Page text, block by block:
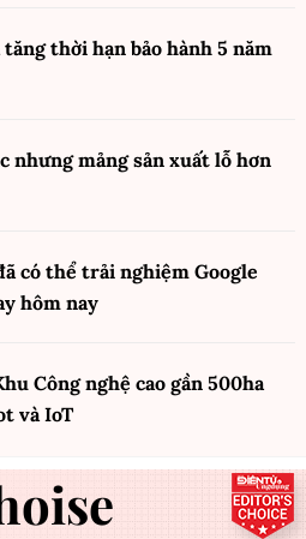
thời hạn bảo hành 5 năm
nhưng mảng sản xuất lỗ hơn
có thể trải nghiệm Google
hôm nay
Công nghệ cao gần 500ha
và IoT